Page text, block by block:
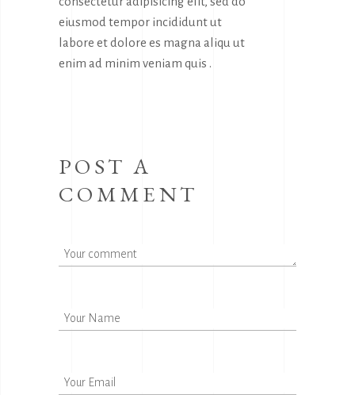
eiusmod tempor incididunt ut
labore et dolore es magna aliqu ut
enim ad minim veniam quis .
POST A
COMMENT